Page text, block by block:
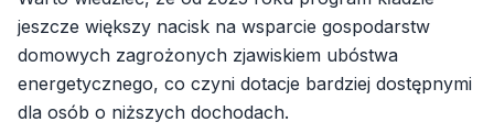
jeszcze większy nacisk na wsparcie gospodarstw
domowych zagrożonych zjawiskiem ubóstwa
energetycznego, co czyni dotacje bardziej dostępnymi
dla osób o niższych dochodach.